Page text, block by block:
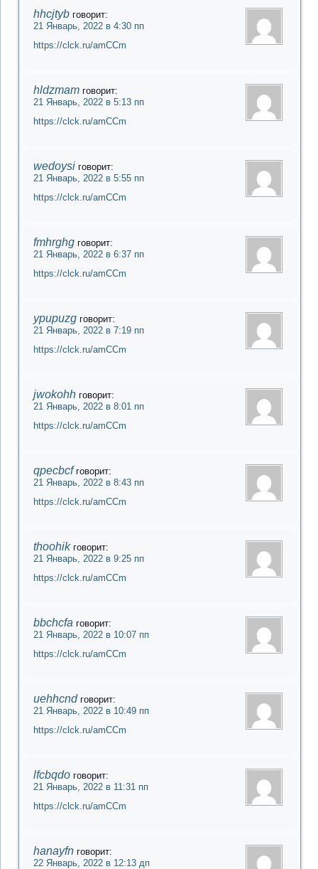
hhcjtyb говорит:
21 Январь, 2022 в 4:30 пп
https://clck.ru/amCCm
hldzmam говорит:
21 Январь, 2022 в 5:13 пп
https://clck.ru/amCCm
wedoysi говорит:
21 Январь, 2022 в 5:55 пп
https://clck.ru/amCCm
fmhrghg говорит:
21 Январь, 2022 в 6:37 пп
https://clck.ru/amCCm
ypupuzg говорит:
21 Январь, 2022 в 7:19 пп
https://clck.ru/amCCm
jwokohh говорит:
21 Январь, 2022 в 8:01 пп
https://clck.ru/amCCm
qpecbcf говорит:
21 Январь, 2022 в 8:43 пп
https://clck.ru/amCCm
thoohik говорит:
21 Январь, 2022 в 9:25 пп
https://clck.ru/amCCm
bbchcfa говорит:
21 Январь, 2022 в 10:07 пп
https://clck.ru/amCCm
uehhcnd говорит:
21 Январь, 2022 в 10:49 пп
https://clck.ru/amCCm
lfcbqdo говорит:
21 Январь, 2022 в 11:31 пп
https://clck.ru/amCCm
hanayfn говорит:
22 Январь, 2022 в 12:13 дп